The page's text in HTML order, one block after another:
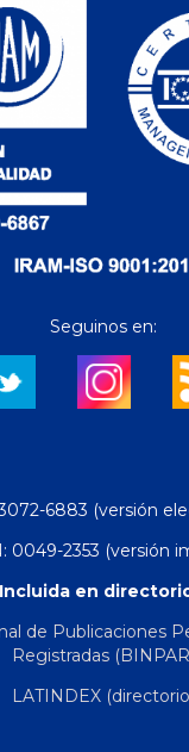
Seguinos en:
6883 (versión
0049-2353 (versión
Incluida en
de Publicaciones
Registradas
LATINDEX